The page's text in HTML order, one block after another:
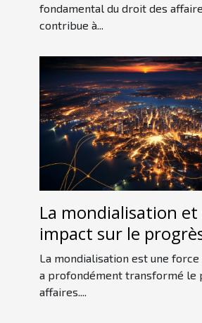
fondamental du droit des
contribue à...
La mondialisation et
impact sur le
entreprises
La mondialisation est une
a profondément transformé le
affaires....